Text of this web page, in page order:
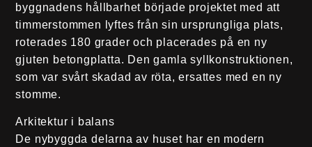
byggnadens hållbarhet började projektet med att
timmerstommen lyftes från sin ursprungliga plats,
roterades 180 grader och placerades på en ny
gjuten betongplatta. Den gamla syllkonstruktionen,
som var svårt skadad av röta, ersattes med en ny
stomme.
Arkitektur i balans
De nybyggda delarna av huset har en modern